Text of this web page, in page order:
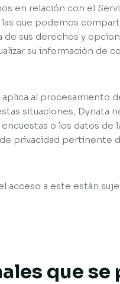
en relación con el
que podemos
de sus derechos y
su información de
al procesamiento
situaciones, Dynata
o los datos
privacidad pertinente
acceso a este están
que